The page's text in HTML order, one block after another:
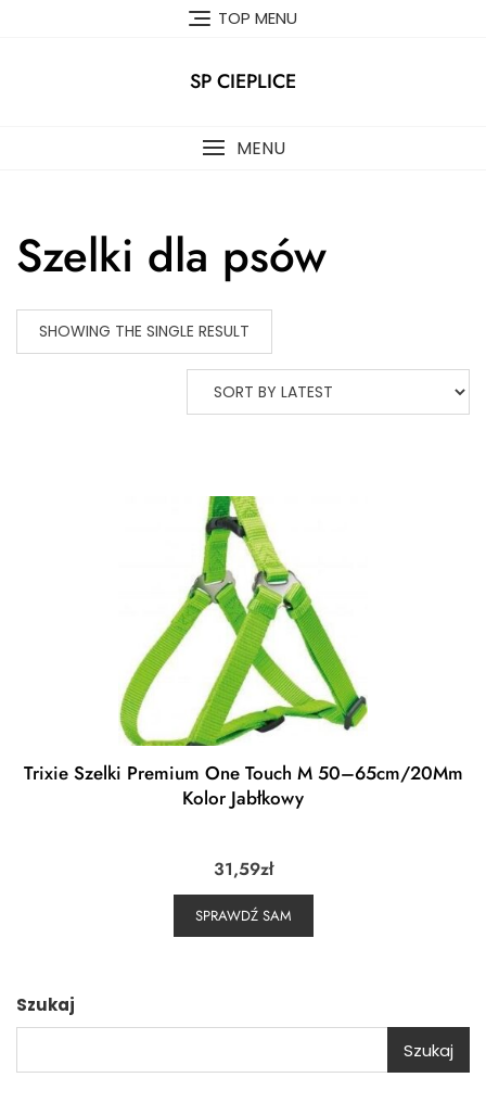
TOP MENU
SP CIEPLICE
MENU
Szelki dla psów
SHOWING THE SINGLE RESULT
Trixie Szelki Premium One Touch M 50–65cm/20Mm
Kolor Jabłkowy
31,59zł
SPRAWDŹ SAM
Szukaj
Szukaj